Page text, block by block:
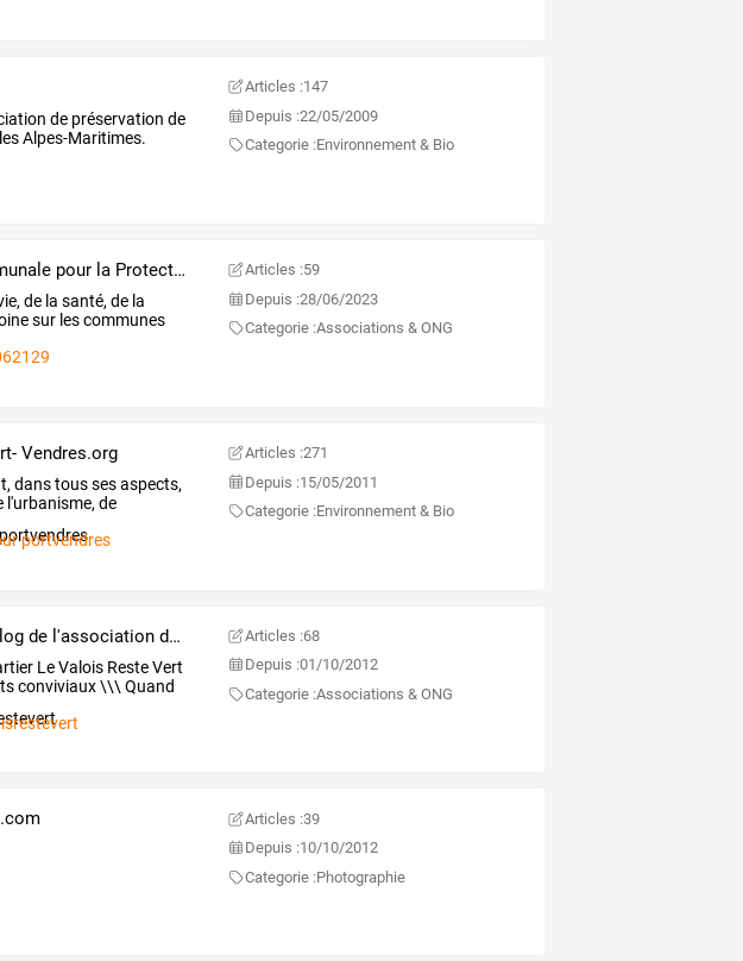
de préservation de
lesAlpes-Maritimes.
Articles :147
Depuis :22/05/2009
Categorie :Environnement & Bio
Association Intercommunale pour la Protection du Patrimoine, de la nature et de l'Environnement (AIPPNE)
de la santé,de la
sur lescommunes
Articles :59
Depuis :28/06/2023
Categorie :Associations & ONG
Vendres.org
danstoussesaspects,
l'urbanisme,de
portvendres
Articles :271
Depuis :15/05/2011
Categorie :Environnement & Bio
Le Valois reste vert : blog de l'association des résidents
LeValois ResteVert
conviviaux\\\ Quand
Articles :68
Depuis :01/10/2012
Categorie :Associations & ONG
Articles :39
Depuis :10/10/2012
Categorie :Photographie